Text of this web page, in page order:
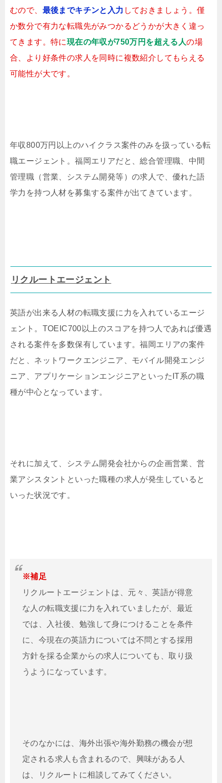
むので、 最後までキチンと入力 しておきましょう。僅
か数分で有力な転職先がみつかるどうかが大きく違っ
てきます。特に現在の年収が750万円を超える人の場
合、より好条件の求人を同時に複数紹介してもらえる
可能性が大です。
年収800万円以上のハイクラス案件のみを扱っている転
職エージェント。福岡エリアだと、総合管理職、中間
管理職（営業、システム開発等）の求人で、優れた語
学力を持つ人材を募集する案件が出てきています。
リクルートエージェント
英語が出来る人材の転職支援に力を入れているエージ
ェント。TOEIC700以上のスコアを持つ人であれば優遇
される案件を多数保有しています。福岡エリアの案件
だと、ネットワークエンジニア、モバイル開発エンジ
ニア、アプリケーションエンジニアといったIT系の職
種が中心となっています。
それに加えて、システム開発会社からの企画営業、営
業アシスタントといった職種の求人が発生していると
いった状況です。
※補足
リクルートエージェントは、元々、英語が得意
な人の転職支援に力を入れていましたが、最近
では、入社後、勉強して身につけることを条件
に、今現在の英語力については不問とする採用
方針を採る企業からの求人についても、取り扱
うようになっています。
そのなかには、海外出張や海外勤務の機会が想
定される求人も含まれるので、興味がある人
は、リクルートに相談してみてください。